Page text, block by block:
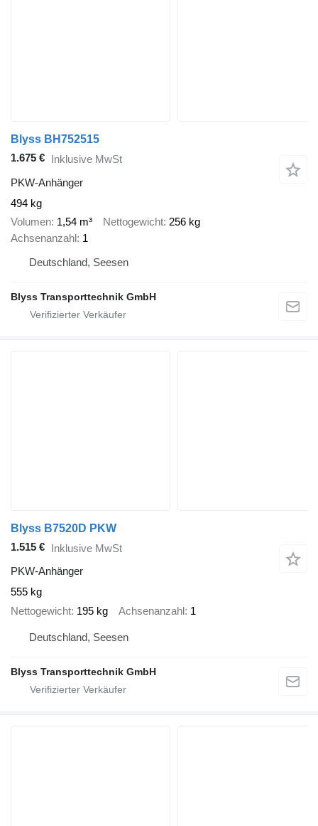
Blyss BH752515
1.675 € Inklusive MwSt
PKW-Anhänger
494 kg
Volumen 1,54 m³ Nettogewicht 256 kg
Achsenanzahl 1
Deutschland, Seesen
Blyss Transporttechnik GmbH
Blyss B7520D PKW
1.515 € Inklusive MwSt
PKW-Anhänger
555 kg
Nettogewicht 195 kg Achsenanzahl 1
Deutschland, Seesen
Blyss Transporttechnik GmbH